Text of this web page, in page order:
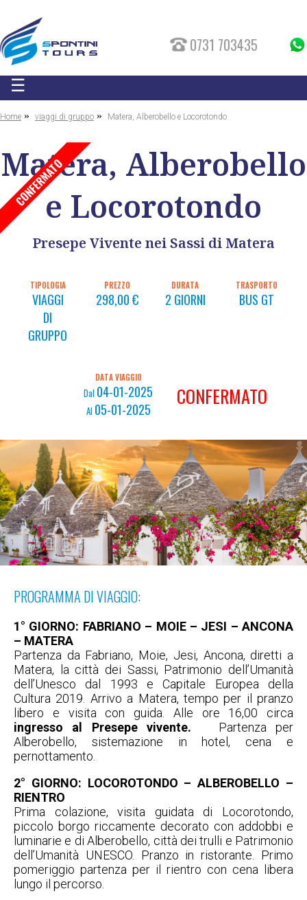
0731 703435
☰
Home » viaggi di gruppo » Matera, Alberobello e Locorotondo
Matera, Alberobello
e Locorotondo
CONFERMATO
Presepe Vivente nei Sassi di Matera
TIPOLOGIA
VIAGGI
DI
GRUPPO
PREZZO
298,00 €
DURATA
2 GIORNI
TRASPORTO
BUS GT
DATA VIAGGIO
Dal 04-01-2025
Al 05-01-2025 CONFERMATO
PROGRAMMA DI VIAGGIO:
1° GIORNO: FABRIANO – MOIE – JESI – ANCONA
– MATERA
Partenza da Fabriano, Moie, Jesi, Ancona, diretti a
Matera, la città dei Sassi, Patrimonio dell’Umanità
dell’Unesco dal 1993 e Capitale Europea della
Cultura 2019. Arrivo a Matera, tempo per il pranzo
libero e visita con guida. Alle ore 16,00 circa
ingresso al Presepe vivente.
Partenza per
Alberobello, sistemazione in hotel, cena e
pernottamento.
2° GIORNO: LOCOROTONDO – ALBEROBELLO –
RIENTRO
Prima colazione, visita guidata di Locorotondo,
piccolo borgo riccamente decorato con addobbi e
luminarie e di Alberobello, città dei trulli e Patrimonio
dell’Umanità UNESCO. Pranzo in ristorante. Primo
pomeriggio partenza per il rientro con cena libera
lungo il percorso.